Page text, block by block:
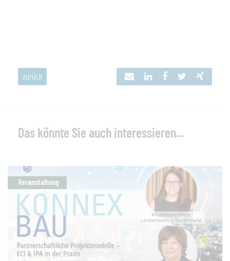
zurück
Das könnte Sie auch interessieren...
Veranstaltung